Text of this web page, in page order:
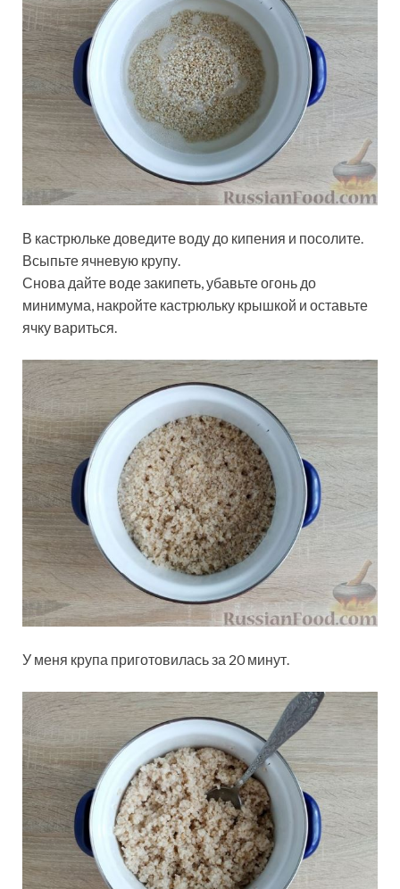
В кастрюльке доведите воду до кипения и посолите.
Всыпьте ячневую крупу.
Снова дайте воде закипеть, убавьте огонь до
минимума, накройте кастрюльку крышкой и оставьте
ячку вариться.
У меня крупа приготовилась за 20 минут.